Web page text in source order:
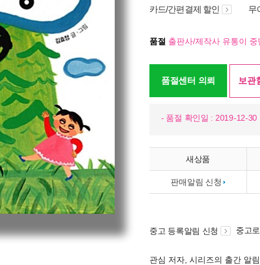
카드/간편결제 할인 무
품절 출판사/제작사 유통이
품절센터 의뢰 보관
- 품절 확인일 : 2019-12-30
새상품
판매알림 신청
중고 등록알림 신청 중고
관심 저자, 시리즈의 출간 알